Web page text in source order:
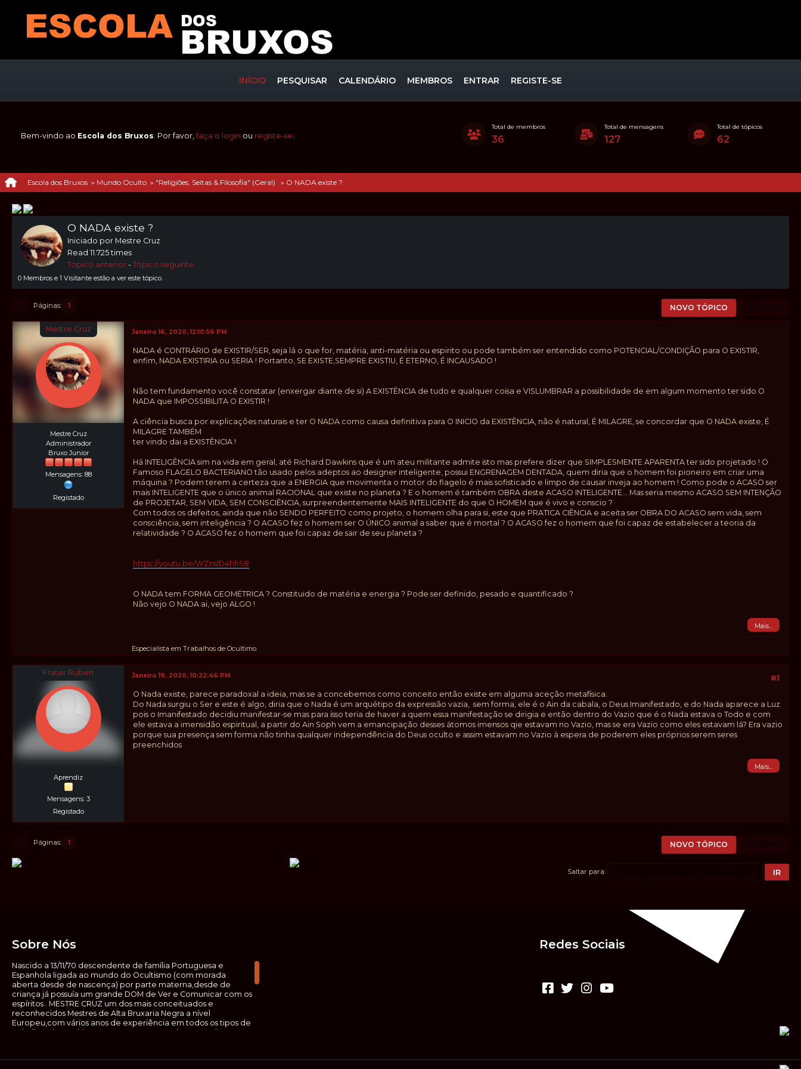
INÍCIO PESQUISAR CALENDÁRIO MEMBROS ENTRAR REGISTE-SE
Bem-vindo ao Escola dos Bruxos. Por favor, faça o login ou registe-se.
Total de membros
36
Total de mensagens
127
Total de tópicos
62
Escola dos Bruxos » Mundo Oculto » "Religiões, Seitas & Filosofia" (Geral) » O NADA existe ?
O NADA existe ?
Iniciado por Mestre Cruz
Read 11.725 times
Tópico anterior - Tópico seguinte
0 Membros e 1 Visitante estão a ver este tópico.
NOVO TÓPICO IMPRIMIR
Páginas 1
Mestre Cruz
Mestre Cruz
Administrador
Bruxo Junior
Mensagens: 88
Registado
Janeiro 16, 2020, 12:10:56 PM
NADA é CONTRÁRIO de EXISTIR/SER, seja lá o que for, matéria, anti-matéria ou espirito ou pode também ser entendido como POTENCIAL/CONDIÇÃO para O EXISTIR,
enfim, NADA EXISTIRIA ou SERIA ! Portanto, SE EXISTE,SEMPRE EXISTIU, É ETERNO, É INCAUSADO !
Não tem fundamento você constatar (enxergar diante de si) A EXISTÊNCIA de tudo e qualquer coisa e VISLUMBRAR a possibilidade de em algum momento ter sido O
NADA que IMPOSSIBILITA O EXISTIR !
A ciência busca por explicações naturais e ter O NADA como causa definitiva para O INICIO da EXISTÊNCIA, não é natural, É MILAGRE, se concordar que O NADA existe, É
MILAGRE TAMBÉM
ter vindo dai a EXISTÊNCIA !
Há INTELIGÊNCIA sim na vida em geral, até Richard Dawkins que é um ateu militante admite isto mas prefere dizer que SIMPLESMENTE APARENTA ter sido projetado ! O
Famoso FLAGELO BACTERIANO tão usado pelos adeptos ao designer inteligente, possui ENGRENAGEM DENTADA, quem diria que o homem foi pioneiro em criar uma
máquina ? Podem terem a certeza que a ENERGIA que movimenta o motor do flagelo é mais sofisticado e limpo de causar inveja ao homem ! Como pode o ACASO ser
mais INTELIGENTE que o único animal RACIONAL que existe no planeta ? E o homem é também OBRA deste ACASO INTELIGENTE... Mas seria mesmo ACASO SEM INTENÇÃO
de PROJETAR, SEM VIDA, SEM CONSCIÊNCIA, surpreendentemente MAIS INTELIGENTE do que O HOMEM que é vivo e conscio ?
Com todos os defeitos, ainda que não SENDO PERFEITO como projeto, o homem olha para si, este que PRATICA CIÊNCIA e aceita ser OBRA DO ACASO sem vida, sem
consciência, sem inteligência ? O ACASO fez o homem ser O ÚNICO animal a saber que é mortal ? O ACASO fez o homem que foi capaz de estabelecer a teoria da
relatividade ? O ACASO fez o homem que foi capaz de sair de seu planeta ?
https://youtu.be/WZnslD4hhS8
O NADA tem FORMA GEOMÉTRICA ? Constituido de matéria e energia ? Pode ser definido, pesado e quantificado ?
Não vejo O NADA ai, vejo ALGO !
Mais...
Especialista em Trabalhos de Ocultimo.
Frater Ruben
Aprendiz
Mensagens: 3
Registado
#1
Janeiro 19, 2020, 10:22:46 PM
O Nada existe, parece paradoxal a ideia, mas se a concebemos como conceito então existe em alguma aceção metafísica.
Do Nada surgiu o Ser e este é algo, diria que o Nada é um arquétipo da expressão vazia, sem forma, ele é o Ain da cabala, o Deus Imanifestado, e do Nada aparece a Luz
pois o Imanifestado decidiu manifestar-se mas para isso teria de haver a quem essa manifestação se dirigia e então dentro do Vazio que é o Nada estava o Todo e com
ele estava a imensidão espiritual, a partir do Ain Soph vem a emancipação desses átomos imensos qie estavam no Vazio, mas se era Vazio como eles estavam lá? Era vazio
porque sua presença sem forma não tinha qualquer independência do Deus oculto e assim estavam no Vazio à espera de poderem eles próprios serem seres
preenchidos
Mais...
NOVO TÓPICO IMPRIMIR
Páginas 1
Saltar para
Sobre Nós
Nascido a 13/11/70 descendente de família Portuguesa e
Espanhola ligada ao mundo do Ocultismo (com morada
aberta desde de nascença) por parte materna,desde de
criança já possuía um grande DOM de Ver e Comunicar com os
espíritos . MESTRE CRUZ um dos mais conceituados e
reconhecidos Mestres de Alta Bruxaria Negra a nível
Europeu,com vários anos de experiência em todos os tipos de
trabalhos de Ocultismo. Escreveu os seus saberes ocultos em
desconhece, com prejuízo para ele mesmo e todos á sua
Redes Sociais